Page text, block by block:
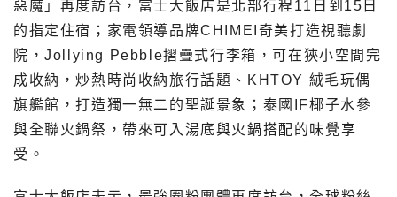
惡魔」再度訪台，富士大飯店是北部行程11日到15日
的指定住宿；家電領導品牌CHIMEI奇美打造視聽劇
院，Jollying Pebble摺疊式行李箱，可在狹小空間完
成收納，炒熱時尚收納旅行話題、KHTOY 絨毛玩偶
旗艦館，打造獨一無二的聖誕景象；泰國IF椰子水參
與全聯火鍋祭，帶來可入湯底與火鍋搭配的味覺享
受。